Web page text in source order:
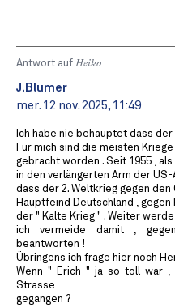
Antwort auf Heiko
J.Blumer
mer. 12 nov. 2025, 11:49
Ich habe nie behauptet dass
Für mich sind die meisten
gebracht worden . Seit 1955 ,
in den verlängerten Arm der US-
dass der 2. Weltkrieg gegen
Hauptfeind Deutschland , gegen
der " Kalte Krieg " . Weiter
ich vermeide damit ,
beantworten !
Übringens ich frage hier noch
Wenn " Erich " ja so toll war ,
Strasse
gegangen ?